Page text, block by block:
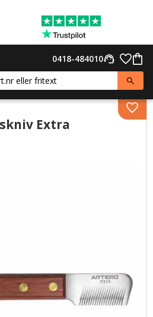
support_agent
0418-484010
Extra